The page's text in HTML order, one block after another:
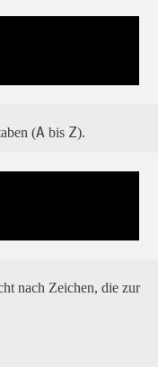
(A bis Z).
nach Zeichen, die zur